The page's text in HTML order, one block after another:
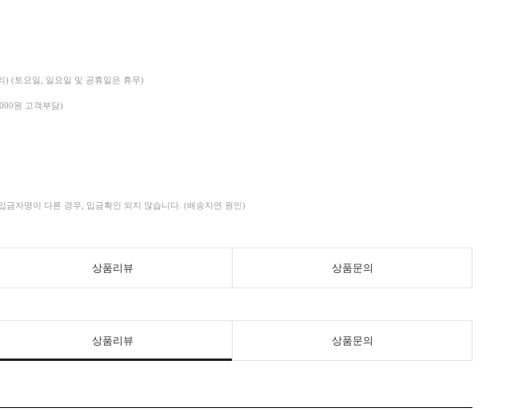
) (토요일, 일요일 및 공휴일은 휴무)
원 고객부담)
금자명이 다른 경우, 입금확인 되지 않습니다. (배송지연 원인)
상품리뷰 상품문의
상품리뷰 상품문의